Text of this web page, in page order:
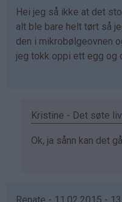
bekreftet)
Hei jeg så ikke at det
alt ble bare helt tørt så
den i mikrobølgeovnen
jeg tokk oppi ett egg og
Kristine - Det søte
Som
Catrine
Ok, ja sånn kan det